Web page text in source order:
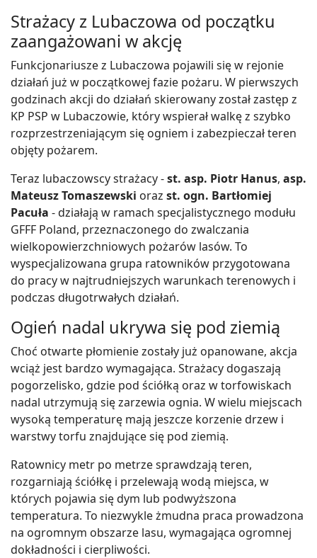
Strażacy z Lubaczowa od początku
zaangażowani w akcję
Funkcjonariusze z Lubaczowa pojawili się w rejonie
działań już w początkowej fazie pożaru. W pierwszych
godzinach akcji do działań skierowany został zastęp z
KP PSP w Lubaczowie, który wspierał walkę z szybko
rozprzestrzeniającym się ogniem i zabezpieczał teren
objęty pożarem.
Teraz lubaczowscy strażacy -st. asp. Piotr Hanus, asp.
Mateusz Tomaszewski oraz st. ogn. Bartłomiej
Pacuła - działają w ramach specjalistycznego modułu
GFFF Poland, przeznaczonego do zwalczania
wielkopowierzchniowych pożarów lasów. To
wyspecjalizowana grupa ratowników przygotowana
do pracy w najtrudniejszych warunkach terenowych i
podczas długotrwałych działań.
Ogień nadal ukrywa się pod ziemią
Choć otwarte płomienie zostały już opanowane, akcja
wciąż jest bardzo wymagająca. Strażacy dogaszają
pogorzelisko, gdzie pod ściółką oraz w torfowiskach
nadal utrzymują się zarzewia ognia. W wielu miejscach
wysoką temperaturę mają jeszcze korzenie drzew i
warstwy torfu znajdujące się pod ziemią.
Ratownicy metr po metrze sprawdzają teren,
rozgarniają ściółkę i przelewają wodą miejsca, w
których pojawia się dym lub podwyższona
temperatura. To niezwykle żmudna praca prowadzona
na ogromnym obszarze lasu, wymagająca ogromnej
dokładności i cierpliwości.